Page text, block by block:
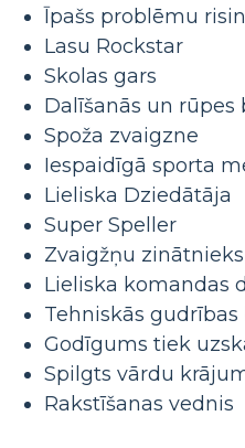
Īpašs problēmu
Lasu Rockstar
Skolas gars
Dalīšanās un rūpes
Spoža zvaigzne
Iespaidīgā sporta
Lieliska Dziedātāja
Super Speller
Zvaigžņu zinātnieks
Lieliska komandas
Tehniskās gudrības
Godīgums tiek
Spilgts vārdu
Rakstīšanas vednis